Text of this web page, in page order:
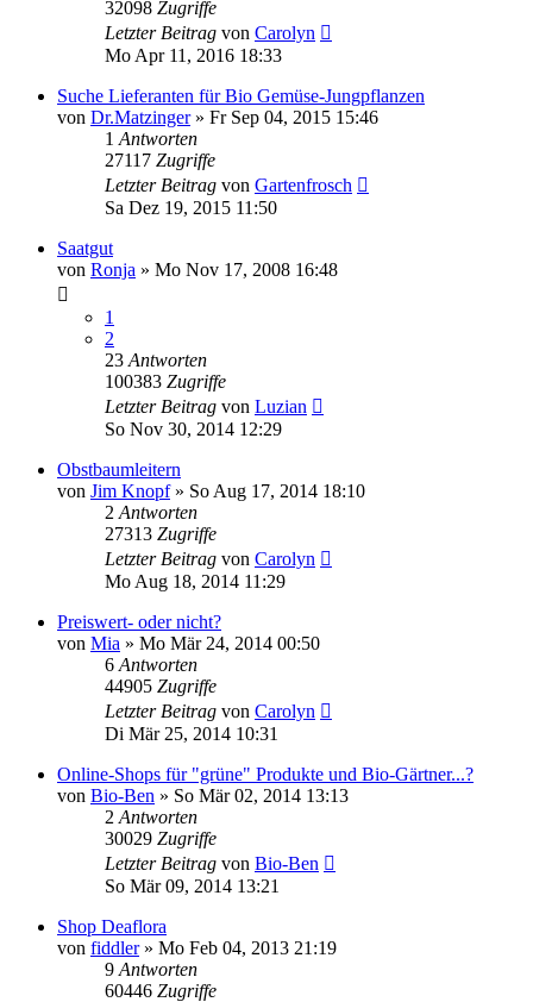
32098 Zugriffe
Letzter Beitrag von Carolyn
Mo Apr 11, 2016 18:33
Suche Lieferanten für Bio Gemüse-Jungpflanzen
von Dr.Matzinger» Fr Sep 04, 2015 15:46
1 Antworten
27117 Zugriffe
Letzter Beitrag von Gartenfrosch
Sa Dez 19, 2015 11:50
Saatgut
von Ronja » Mo Nov 17, 2008 16:48
1
2
23 Antworten
100383 Zugriffe
Letzter Beitrag von Luzian
So Nov 30, 2014 12:29
Obstbaumleitern
von Jim Knopf» So Aug 17, 2014 18:10
2 Antworten
27313 Zugriffe
Letzter Beitrag von Carolyn
Mo Aug 18, 2014 11:29
Preiswert- oder nicht?
von Mia » Mo Mär 24, 2014 00:50
6 Antworten
44905 Zugriffe
Letzter Beitrag von Carolyn
Di Mär 25, 2014 10:31
Online-Shops für "grüne" Produkte und Bio-Gärtner...?
von Bio-Ben » So Mär 02, 2014 13:13
2 Antworten
30029 Zugriffe
Letzter Beitrag von Bio-Ben
So Mär 09, 2014 13:21
Shop Deaflora
von fiddler» Mo Feb 04, 2013 21:19
9 Antworten
60446 Zugriffe